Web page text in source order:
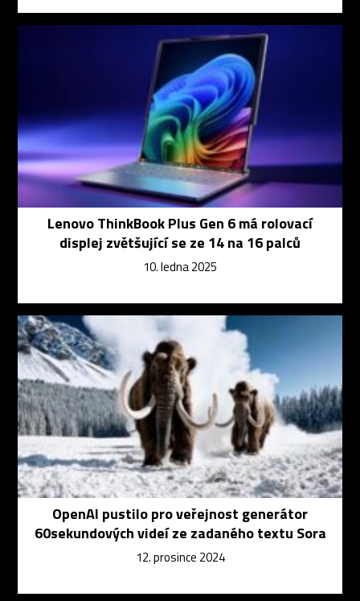
Lenovo ThinkBook Plus Gen 6 má rolovací
displej zvětšující se ze 14 na 16 palců
10. ledna 2025
OpenAI pustilo pro veřejnost generátor
60sekundových videí ze zadaného textu Sora
12. prosince 2024